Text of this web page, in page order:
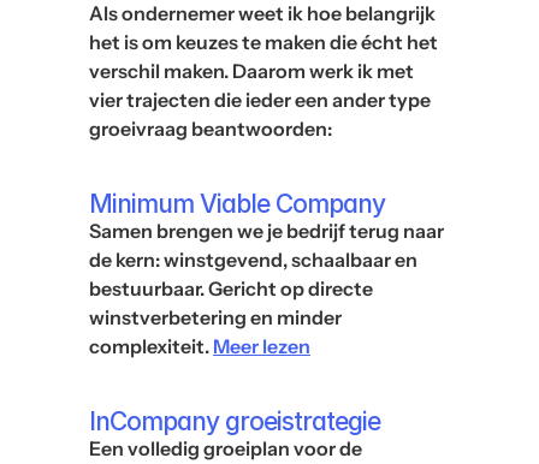
Als ondernemer weet ik hoe belangrijk
het is om keuzes te maken die écht het
verschil maken. Daarom werk ik met
vier trajecten die ieder een ander type
groeivraag beantwoorden:
Minimum Viable Company
Samen brengen we je bedrijf terug naar
de kern: winstgevend, schaalbaar en
bestuurbaar. Gericht op directe
winstverbetering en minder
complexiteit. Meer lezen
InCompany groeistrategie
Een volledig groeiplan voor de